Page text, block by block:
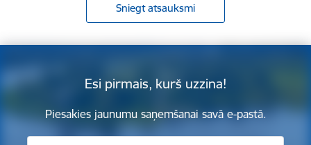
Sniegt atsauksmi
Esi pirmais, kurš uzzina!
Piesakies jaunumu saņemšanai savā e-pastā.